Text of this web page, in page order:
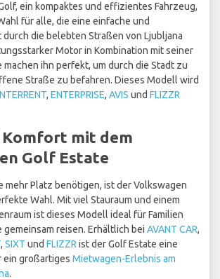
ein kompaktes und effizientes Fahrzeug,
für alle, die eine einfache und
durch die belebten Straßen von Ljubljana
Motor in Kombination mit seiner
machen ihn perfekt, um durch die Stadt zu
Straße zu befahren. Dieses Modell wird
, ENTERPRISE, AVIS und FLIZZR
Komfort mit dem
Golf Estate
mehr Platz benötigen, ist der Volkswagen
Wahl. Mit viel Stauraum und einem
ist dieses Modell ideal für Familien
gemeinsam reisen. Erhältlich bei AVANT CAR,
, SIXT und FLIZZR ist der Golf Estate eine
ein großartiges Mietwagen-Erlebnis am
.